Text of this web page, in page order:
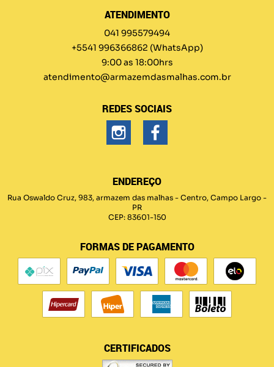
ATENDIMENTO
041 995579494
+5541 996366862 (WhatsApp)
9:00 as 18:00hrs
atendimento@armazemdasmalhas.com.br
REDES SOCIAIS
ENDEREÇO
Rua Oswaldo Cruz, 983, armazem das malhas - Centro, Campo Largo -
PR
CEP: 83601-150
FORMAS DE PAGAMENTO
CERTIFICADOS